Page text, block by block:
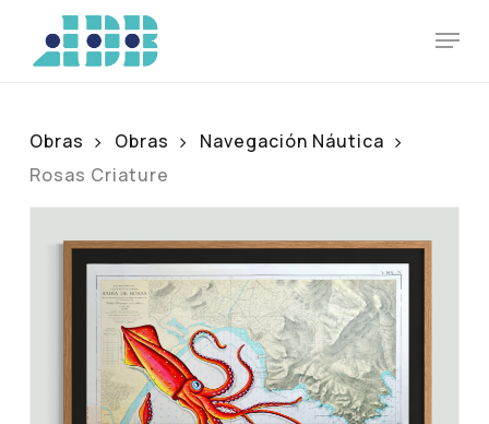
main
Obras Obras
Navegación Náutica
Rosas Criature